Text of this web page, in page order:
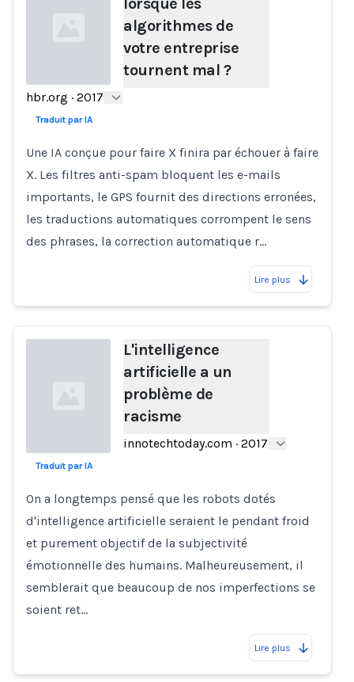
Loading...
algorithmes de
votre entreprise
tournent mal ?
hbr.org · 2017
Traduit par IA
Une IA conçue pour faire X finira par échouer à faire
X. Les filtres anti-spam bloquent les e-mails
importants, le GPS fournit des directions erronées,
les traductions automatiques corrompent le sens
des phrases, la correction automatique r…
Lire plus
L'intelligence
artificielle a un
problème de
racisme
innotechtoday.com · 2017
Traduit par IA
On a longtemps pensé que les robots dotés
d'intelligence artificielle seraient le pendant froid
et purement objectif de la subjectivité
émotionnelle des humains. Malheureusement, il
semblerait que beaucoup de nos imperfections se
soient ret…
Lire plus